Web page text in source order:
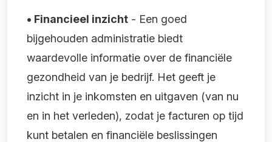
• Financieel inzicht - Een goed
bijgehouden administratie biedt
waardevolle informatie over de financiële
gezondheid van je bedrijf. Het geeft je
inzicht in je inkomsten en uitgaven (van nu
en in het verleden), zodat je facturen op tijd
kunt betalen en financiële beslissingen